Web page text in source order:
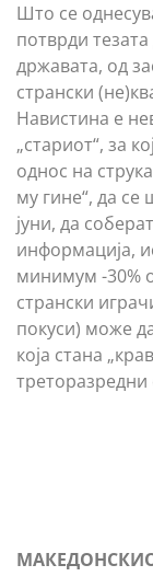
Што се
потврди
државата, од
странски
Навистина е
„стариот“, за
однос на
му гине“, да се
јуни, да
информација,
минимум -30%
странски
покуси) може
која стана
треторазредни